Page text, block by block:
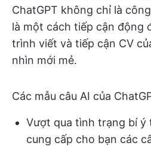
ChatGPT không chỉ là
là một cách tiếp cận động
trình viết và tiếp cận CV
nhìn mới mẻ.
Các mẫu câu AI của
Vượt qua tình trạng bí ý
cung cấp cho bạn các